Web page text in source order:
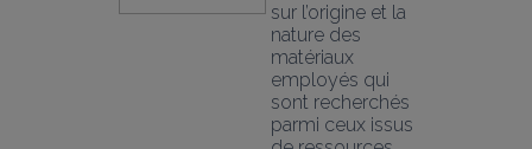
sur l’origine et la
nature des
matériaux
employés qui
sont recherchés
parmi ceux issus